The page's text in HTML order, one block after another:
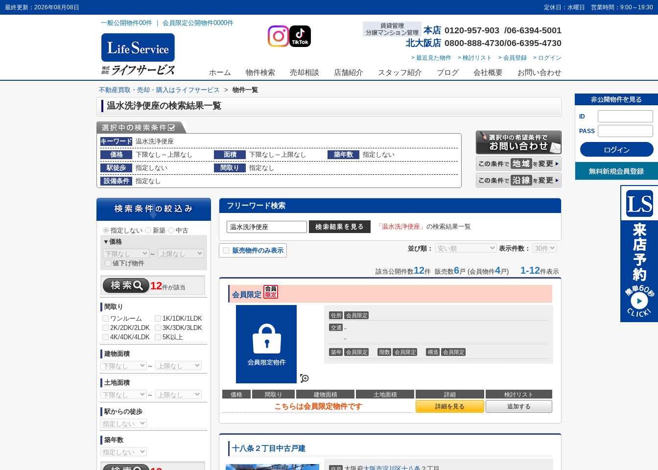
最終更新：2026年08月08日 定休日：水曜日 営業時間：9:00～19:30
一般公開物件00件 ｜ 会員限定公開物件0000件
本店 0120-957-903 /06-6394-5001
北大阪店 0800-888-4730/06-6395-4730
> 最近見た物件 > 検討リスト > 会員登録 > ログイン
ホーム 物件検索 売却相談 店舗紹介 スタッフ紹介 ブログ 会社概要 お問い合わせ
ID
PASS
不動産買取・売却・購入はライフサービス > 物件一覧
温水洗浄便座の検索結果一覧
キーワード 温水洗浄便座
価格
下限なし～上限なし 面積 下限なし～上限なし 築年数
指定しない
駅徒歩
指定しない 間取り
指定なし
設備条件
指定なし
フリーワード検索
「温水洗浄便座」 の検索結果一覧
並び順： 表示件数：
販売物件のみ表示
該当公開件数12件 販売数6戸 (会員物件4戸) 1-12件表示
会員限定
住所 会員限定
交通 -
-
築年 会員限定 階数 会員限定 構造 会員限定
価格 間取り 建物面積 土地面積 詳細 検討リスト
こちらは会員限定物件です 詳細を見る 追加する
十八条２丁目中古戸建
指定しない 新築
中古
▼価格
～
値下げ物件
12件が該当
間取り
ワンルーム
1K/1DK/1LDK
2K/2DK/2LDK
3K/3DK/3LDK
4K/4DK/4LDK
5K以上
建物面積
～
土地面積
～
駅からの徒歩
築年数